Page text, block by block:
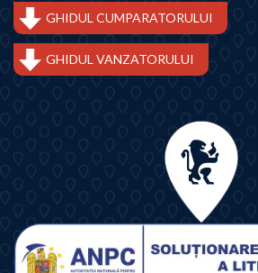
GHIDUL CUMPARATORULUI
GHIDUL VANZATORULUI